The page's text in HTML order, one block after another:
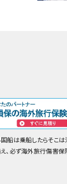
船は乗船したらそこは
、必ず海外旅行傷害保